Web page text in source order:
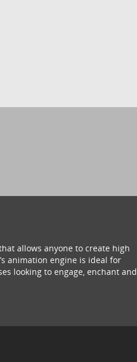
allows anyone to create high
animation engine is ideal for
looking to engage, enchant and